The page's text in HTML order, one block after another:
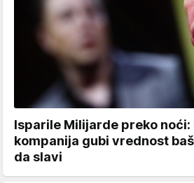
Isparile Milijarde preko noći:
kompanija gubi vrednost
da slavi